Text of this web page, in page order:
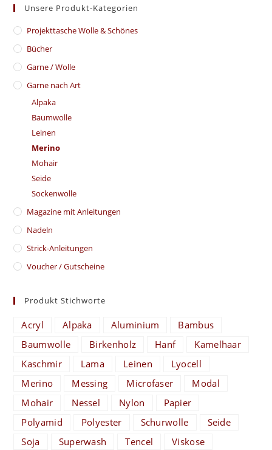
Unsere Produkt-Kategorien
​Projekttasche Wolle & Schönes
Bücher
Garne / Wolle
Garne nach Art
Alpaka
Baumwolle
Leinen
Merino
Mohair
Seide
Sockenwolle
Magazine mit Anleitungen
Nadeln
Strick-Anleitungen
Voucher / Gutscheine
Produkt Stichworte
Acryl Alpaka Aluminium
Bambus
Baumwolle
Birkenholz Hanf
Kamelhaar
Kaschmir
Lama Leinen
Lyocell
Merino
Messing Microfaser
Modal
Mohair
Nessel Nylon
Papier
Polyamid
Polyester Schurwolle
Seide
Soja
Superwash Tencel
Viskose